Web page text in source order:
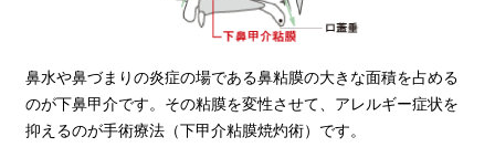
鼻水や鼻づまりの炎症の場である鼻粘膜の大きな面積を占める
のが下鼻甲介です。その粘膜を変性させて、アレルギー症状を
抑えるのが手術療法（下甲介粘膜焼灼術）です。